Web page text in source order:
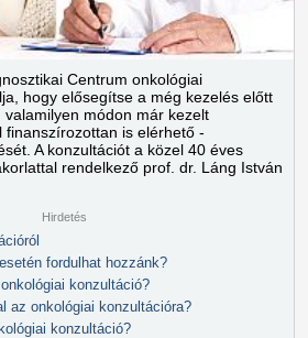
Centrum onkológiai
hogy elősegítse a még kezelés előtt
módon már kezelt
finanszírozottan is elérhető -
A konzultációt a közel 40 éves
rendelkező prof. dr. Láng István
Hirdetés
fordulhat hozzánk?
konzultáció?
az onkológiai konzultációra?
konzultáció?